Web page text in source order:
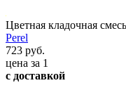
Цветная кладочная
Perel
723 руб.
цена за 1
с доставкой